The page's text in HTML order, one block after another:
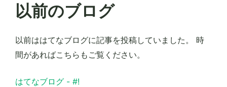
以前のブログ
以前ははてなブログに記事を投稿していました。 時
間があればこちらもご覧ください。
はてなブログ - #!